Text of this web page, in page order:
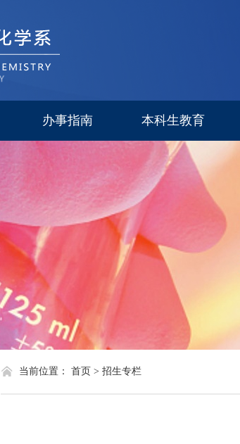
办事指南 本科生教育
专业设置
招生简章
当前位置： 首页 > 招生专栏